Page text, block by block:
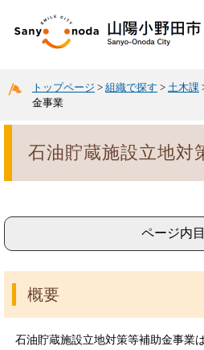
トップページ > 組織で探す > 土木課
金事業
石油貯蔵施設立地対
ページ内
概要
石油貯蔵施設立地対策等補助金事業